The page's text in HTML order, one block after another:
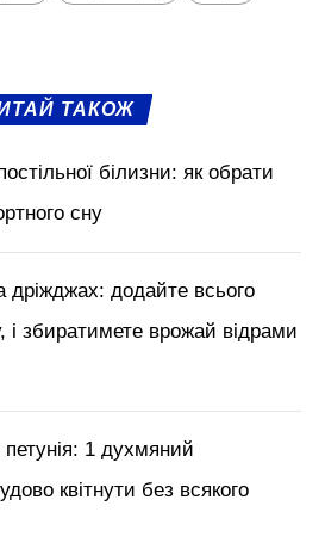
ТАКОЖ
білизни: як обрати
сну
дріжджах: додайте всього
і збиратимете врожай відрами
петунія: 1 духмяний
квітнути без всякого